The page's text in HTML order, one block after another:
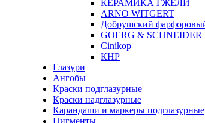
КЕРАМИКА ГЖЕЛИ
ARNO WITGERT
Добрушский
GOERG & SCHNEIDER
Cinikop
КНР
Глазури
Ангобы
Краски подглазурные
Краски надглазурные
Карандаши и маркеры подглазурные
Пигменты